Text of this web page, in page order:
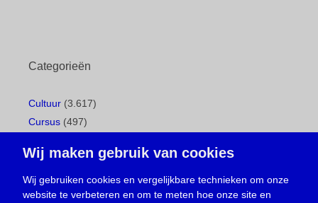
Categorieën
Cultuur (3.617)
Cursus (497)
Gemeentepagina(104)
Ingezonden brief(538)
Media(156)
Wij maken gebruik van cookies
Wij gebruiken cookies en vergelijkbare technieken om onze
website te verbeteren en om te meten hoe onze site en